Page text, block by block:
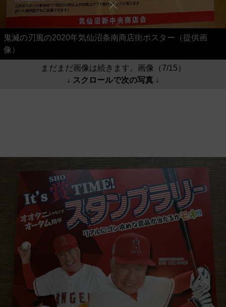
鬼滅の刃風の2020年気仙沼条南商店街ポスター（提供画
像）
まだまだ画像は続きます。画像（7/15）
↓ スクロールで次の写真 ↓